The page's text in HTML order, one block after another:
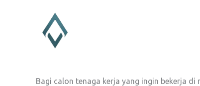
Bagi calon tenaga kerja yang ingin bekerja di